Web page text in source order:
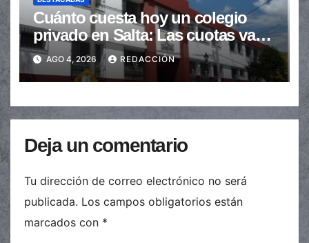
Cuánto cuesta hoy un colegio
privado en Salta: Las cuotas van
de $110.000 a más de $600.000
AGO 4, 2026 REDACCIÓN
Deja un comentario
Tu dirección de correo electrónico no será
publicada. Los campos obligatorios están
marcados con *